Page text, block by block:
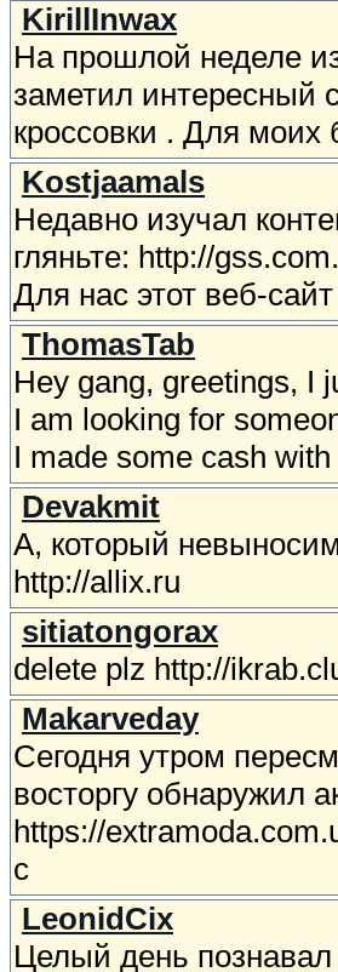
KirillInwax
На прошлой неделе
заметил интересный
кроссовки . Для
Kostjaamals
Недавно изучал
гляньте: http://
Для нас этот веб-
ThomasTab
Hey gang, greetings, I
I am looking for
I made some cash
Devakmit
А, который
http://allix.ru
sitiatongorax
delete plz http://
Makarveday
Сегодня утром
восторгу обнаружил
https://
с
LeonidCix
Целый день